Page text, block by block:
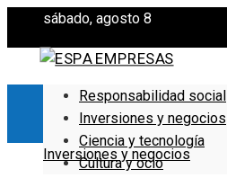
sábado, agosto 8
Responsabilidad social
Inversiones y negocios
Ciencia y tecnología
Cultura y ocio
Inversiones y negocios